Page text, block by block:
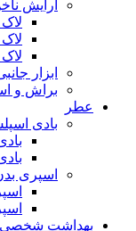
آرایش
ابزار
براش و
عطر
بادی
اسپری
بهداشت شخصی